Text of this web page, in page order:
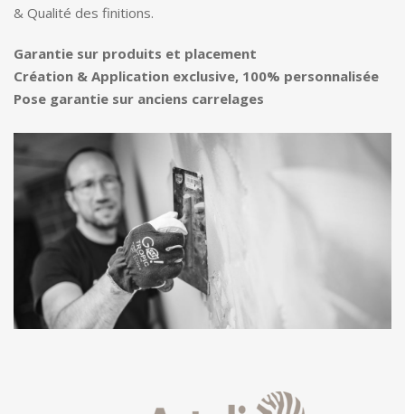
& Qualité des finitions.
Garantie sur produits et placement
Création & Application exclusive, 100% personnalisée
Pose garantie sur anciens carrelages